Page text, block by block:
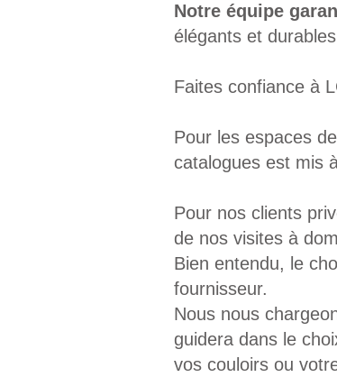
Notre équipe
élégants et
Faites confiance à
Pour les espaces
catalogues est mis
Pour nos clients
de nos visites à
Bien entendu, le
fournisseur.
Nous nous
guidera dans le
vos couloirs ou